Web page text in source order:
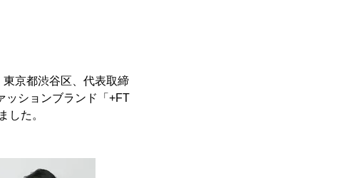
京都渋谷区、代表取締
ッションブランド「+FT
した。